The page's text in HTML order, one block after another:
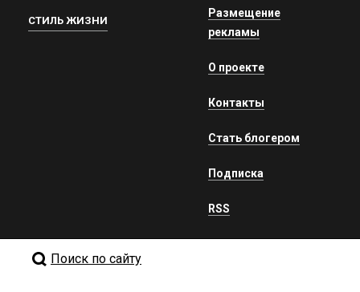
СТИЛЬ ЖИЗНИ
Размещение
рекламы
О проекте
Контакты
Стать блогером
Подписка
RSS
Поиск по сайту